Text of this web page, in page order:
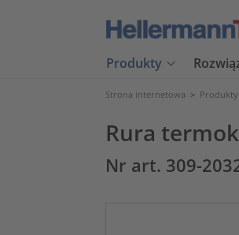
Produkty
Strona internetowa > Produkty
Rura
Nr art. 309-